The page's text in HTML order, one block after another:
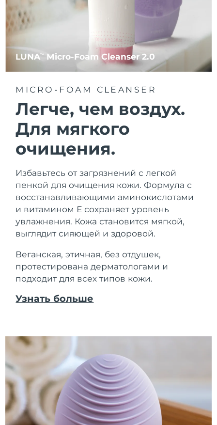
LUNATM Micro-Foam Cleanser 2.0
MICRO-FOAM CLEANSER
Легче, чем воздух.
Для мягкого
очищения.
Избавьтесь от загрязнений с легкой
пенкой для очищения кожи. Формула с
восстанавливающими аминокислотами
и витамином Е сохраняет уровень
увлажнения. Кожа становится мягкой,
выглядит сияющей и здоровой.
Веганская, этичная, без отдушек,
протестирована дерматологами и
подходит для всех типов кожи.
Узнать больше